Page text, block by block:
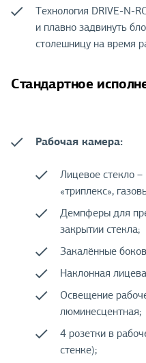
Технология DRIVE-N-
и плавно задвинуть
столешницу на время
Стандартное
Рабочая камера:
Лицевое стекло
«триплекс»,
Демпферы для
закрытии стекла;
Закалённые
Наклонная
Освещение
люминесцентная;
4 розетки в
стенке);